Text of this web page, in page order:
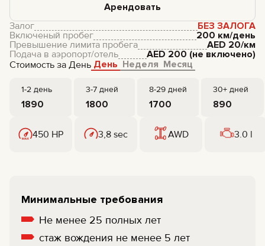
Арендовать
Стоимость за День День Неделя Месяц
1-2 день 3-7 дней 8-29 дней 30+ дней
1890 1800 1700 890
Залог
БЕЗ ЗАЛОГА
Включеный пробег
200 км/день
Превышение лимита пробега
AED 20/км
Подача в аэропорт/отель
AED 200 (не включено)
450 HP 3,8 sec AWD 3.0 l
Минимальные требования
Не менее 25 полных лет
cтаж вождения не менее 5 лет